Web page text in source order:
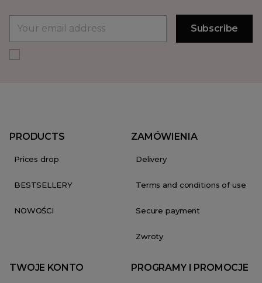
PRODUCTS
Prices drop
BESTSELLERY
NOWOŚCI
ZAMÓWIENIA
Delivery
Terms and conditions of use
Secure payment
Zwroty
TWOJE KONTO PROGRAMY I PROMOCJE